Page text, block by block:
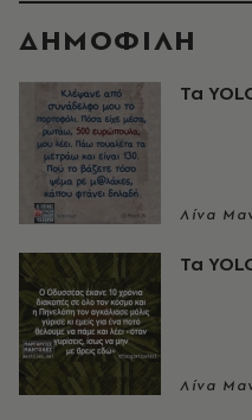
ΔΗΜΟΦΙΛΗ
Τα
Λίνα
Τα
Λίνα